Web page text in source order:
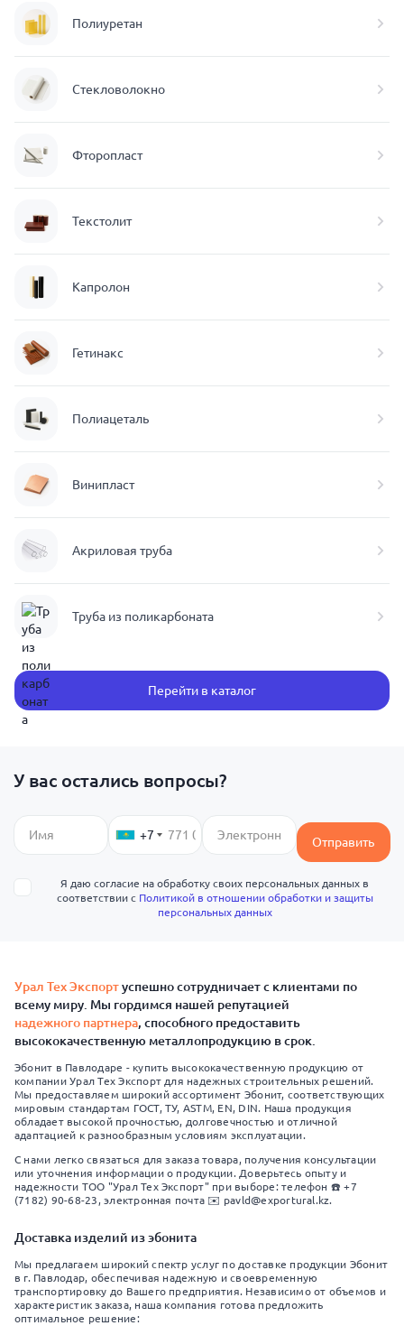
Полиуретан
Стекловолокно
Фторопласт
Текстолит
Капролон
Гетинакс
Полиацеталь
Винипласт
Акриловая труба
Труба из поликарбоната
Перейти в каталог
У вас остались вопросы?
+7 Отправить
Я даю согласие на обработку своих персональных данных в
соответствии с Политикой в отношении обработки и защиты
персональных данных
Урал Тех Экспортуспешно сотрудничает с клиентами по
всему миру. Мы гордимся нашей репутацией
надежного партнера, способного предоставить
высококачественную металлопродукцию в срок.
Эбонит в Павлодаре - купить высококачественную продукцию от
компании Урал Тех Экспорт для надежных строительных решений.
Мы предоставляем широкий ассортимент Эбонит, соответствующих
мировым стандартам ГОСТ, ТУ, ASTM, EN, DIN. Наша продукция
обладает высокой прочностью, долговечностью и отличной
адаптацией к разнообразным условиям эксплуатации.
С нами легко связаться для заказа товара, получения консультации
или уточнения информации о продукции. Доверьтесь опыту и
надежности ТОО "Урал Тех Экспорт" при выборе: телефон ☎️ +7
(7182) 90-68-23, электронная почта ✉️ pavld@exportural.kz.
Доставка изделий из эбонита
Мы предлагаем широкий спектр услуг по доставке продукции Эбонит
в г. Павлодар, обеспечивая надежную и своевременную
транспортировку до Вашего предприятия. Независимо от объемов и
характеристик заказа, наша компания готова предложить
оптимальное решение: